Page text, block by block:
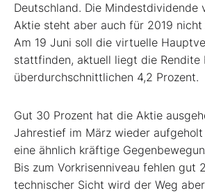
Deutschland. Die Mindestdividende
Aktie steht aber auch für 2019 nicht
Am 19 Juni soll die virtuelle
stattfinden, aktuell liegt die Rendite
überdurchschnittlichen 4,2 Prozent.
Gut 30 Prozent hat die Aktie
Jahrestief im März wieder
eine ähnlich kräftige
Bis zum Vorkrisenniveau fehlen gut
technischer Sicht wird der Weg